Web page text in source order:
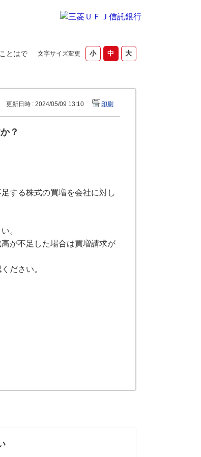
文字サイズ変更
とはで
更新日時 : 2024/05/09 13:10 印刷
？
する株式の買増を会社に対し
。
が不足した場合は買増請求が
ださい。